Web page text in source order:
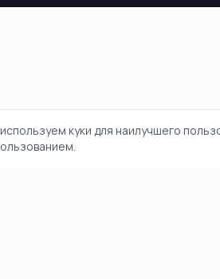
куки для наилучшего